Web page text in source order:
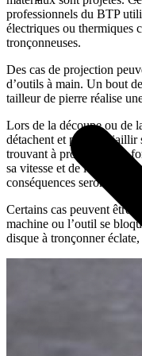
professionnels du BTP
électriques ou thermiques
tronçonneuses.
Des cas de projection
d’outils à main. Un bout
tailleur de pierre réalise
Lors de la découpe ou de
détachent et peuvent jaillir
trouvant à proximité. En
sa vitesse et de l’endroit
conséquences seront plus
Certains cas peuvent être
machine ou l’outil se
disque à tronçonner